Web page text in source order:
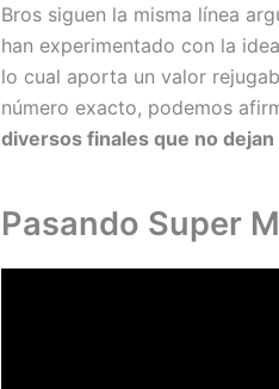
Bros siguen la misma línea
han experimentado con la
lo cual aporta un valor
número exacto, podemos
diversos finales que no
Pasando Super